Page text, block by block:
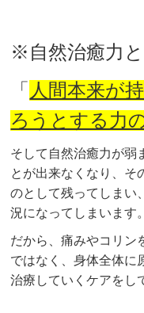
※自然治癒力
「 人間本来が
ろうとする力
そして自然治癒力が弱
とが出来なくなり、そ
のとして残ってしまい
況になってしまいます。
だから、痛みやコリン
ではなく、身体全体に
治療していくケアをし